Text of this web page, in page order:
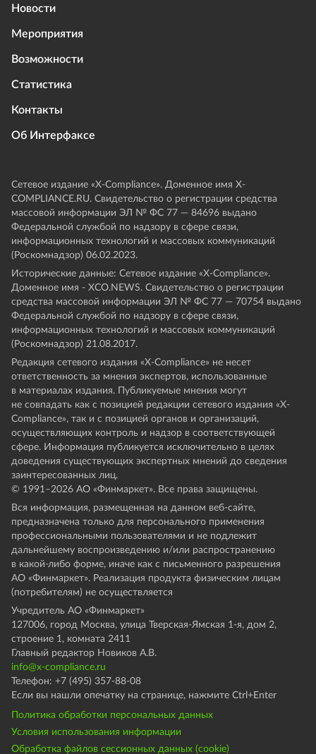
Новости
Мероприятия
Возможности
Статистика
Контакты
Об Интерфаксе
Сетевое издание «Х-Compliance». Доменное имя X-
COMPLIANCE.RU. Свидетельство о регистрации средства
массовой информации ЭЛ № ФС 77 — 84696 выдано
Федеральной службой по надзору в сфере связи,
информационных технологий и массовых коммуникаций
(Роскомнадзор) 06.02.2023.
Исторические данные: Сетевое издание «Х-Compliance».
Доменное имя - XCO.NEWS. Свидетельство о регистрации
средства массовой информации ЭЛ № ФС 77 — 70754 выдано
Федеральной службой по надзору в сфере связи,
информационных технологий и массовых коммуникаций
(Роскомнадзор) 21.08.2017.
Редакция сетевого издания «X-Compliance» не несет
ответственность за мнения экспертов, использованные
в материалах издания. Публикуемые мнения могут
не совпадать как с позицией редакции сетевого издания «X-
Compliance», так и с позицией органов и организаций,
осуществляющих контроль и надзор в соответствующей
сфере. Информация публикуется исключительно в целях
доведения существующих экспертных мнений до сведения
заинтересованных лиц.
© 1991–2026 АО «Финмаркет». Все права защищены.
Вся информация, размещенная на данном веб-сайте,
предназначена только для персонального применения
профессиональными пользователями и не подлежит
дальнейшему воспроизведению и/или распространению
в какой-либо форме, иначе как с письменного разрешения
АО «Финмаркет». Реализация продукта физическим лицам
(потребителям) не осуществляется
Учредитель АО «Финмаркет»
127006, город Москва, улица Тверская-Ямская 1-я, дом 2,
строение 1, комната 2411
Главный редактор Новиков А.В.
info@x-compliance.ru
Телефон: +7 (495) 357-88-08
Если вы нашли опечатку на странице, нажмите Ctrl+Enter
Политика обработки персональных данных
Условия использования информации
Обработка файлов сессионных данных (cookie)